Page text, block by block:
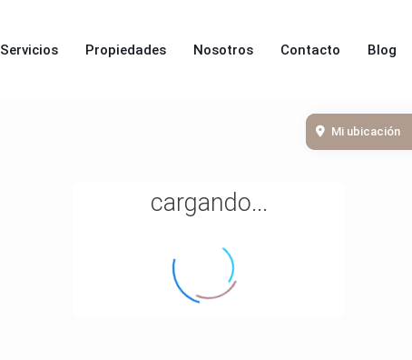
Servicios Propiedades Nosotros Contacto Blog
cargando...
Mi ubicación